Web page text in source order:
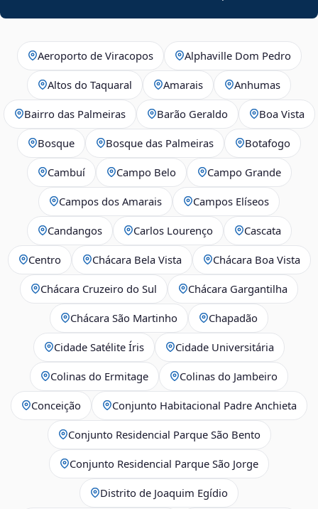
Aeroporto de Viracopos Alphaville Dom Pedro
Altos do Taquaral Amarais Anhumas
Bairro das Palmeiras Barão Geraldo Boa Vista
Bosque Bosque das Palmeiras Botafogo
Cambuí Campo Belo Campo Grande
Campos dos Amarais Campos Elíseos
Candangos Carlos Lourenço Cascata
Centro Chácara Bela Vista Chácara Boa Vista
Chácara Cruzeiro do Sul Chácara Gargantilha
Chácara São Martinho Chapadão
Cidade Satélite Íris Cidade Universitária
Colinas do Ermitage Colinas do Jambeiro
Conceição Conjunto Habitacional Padre Anchieta
Conjunto Residencial Parque São Bento
Conjunto Residencial Parque São Jorge
Distrito de Joaquim Egídio